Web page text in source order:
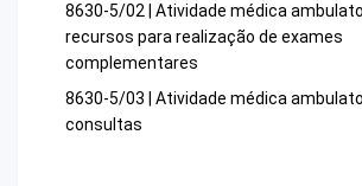
8630-5/02 | Atividade médica
recursos para realização de exames
complementares
8630-5/03 | Atividade médica
consultas